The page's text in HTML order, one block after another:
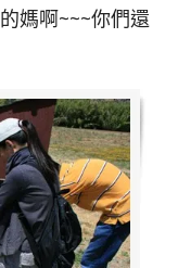
媽啊~~~你們還